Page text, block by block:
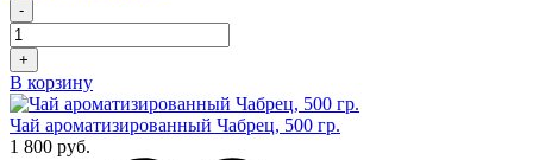
-
+
В корзину
Чай ароматизированный Чабрец, 500 гр.
1 800 руб.